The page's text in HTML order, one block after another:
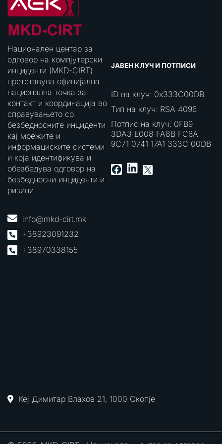
Национален центар за
одговор на компјутерски
инциденти (MKD-CIRT)
претставува официјална
национална точка за
контакт и координација во
справувањето со
безбедносните инциденти
кај мрежите и
информациските системи
и која идентификува и
обезбедува одговор на
безбедносни инциденти и
ризици.
info@mkd-cirt.mk
+38923091232
+38970338155
ЈАВЕН КЛУЧ И ПОТПИСИ
ID на клуч: 0x333C00DB
Тип на клуч: RSA 4096
Потпис на клуч: 0FB9
3DA3 E008 FA8B FC6A
9C71 0741 17A1 333C 00DB
Facebook
LinkedIn
X
Кеј Димитар Влахов 21, 1000 Скопје